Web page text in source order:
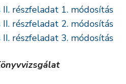
részfeladat 1. módosítás
részfeladat 2. módosítás
részfeladat 3. módosítás